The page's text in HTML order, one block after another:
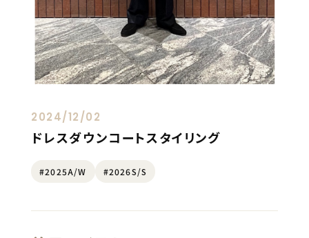
2024/12/02
ドレスダウンコートスタイリング
#2025A/W #2026S/S